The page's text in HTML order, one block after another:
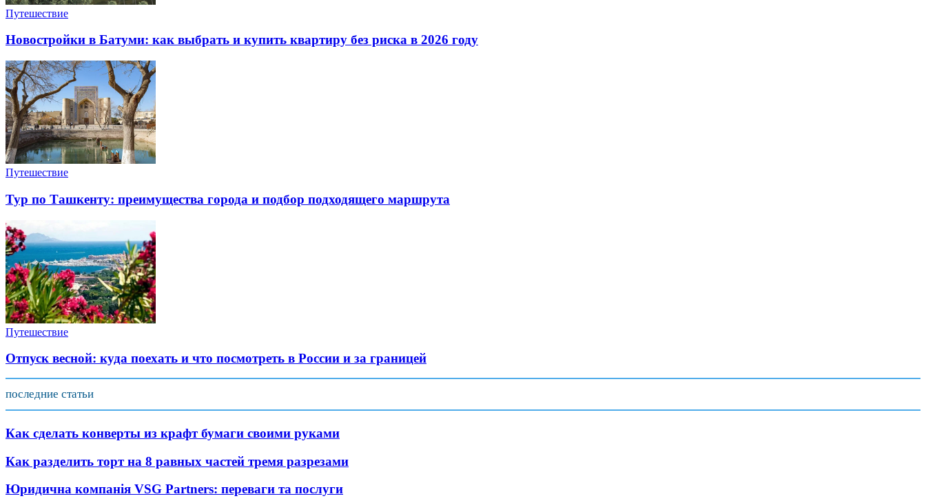
Путешествие
Новостройки в Батуми: как выбрать и купить квартиру без риска в 2026 году
Путешествие
Тур по Ташкенту: преимущества города и подбор подходящего маршрута
Путешествие
Отпуск весной: куда поехать и что посмотреть в России и за границей
последние статьи
Как сделать конверты из крафт бумаги своими руками
Как разделить торт на 8 равных частей тремя разрезами
Юридична компанія VSG Partners: переваги та послуги